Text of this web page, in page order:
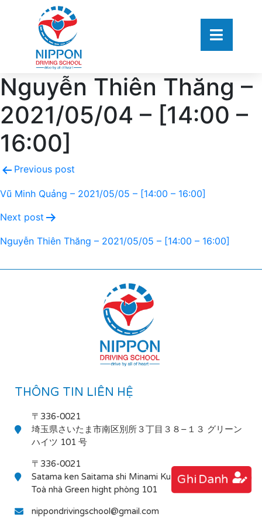
Nguyễn Thiên Thăng –
2021/05/04 – [14:00 –
16:00]
Previous post
Vũ Minh Quảng – 2021/05/05 – [14:00 – 16:00]
Next post
Nguyễn Thiên Thăng – 2021/05/05 – [14:00 – 16:00]
Ghi Danh
THÔNG TIN LIÊN HỆ
〒336-0021
埼玉県さいたま市南区別所３丁目３８−１３ グリーン
ハイツ 101 号
〒336-0021
Satama ken Saitama shi Minami Ku Bessho 3-38-13
Toà nhà Green hight phòng 101
nippondrivingschool@gmail.com